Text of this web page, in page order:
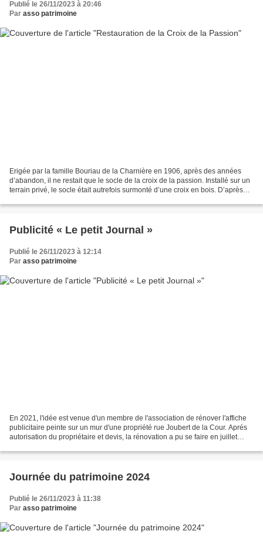
Publié le 26/11/2023 à 20:46
Par asso patrimoine
Erigée par la famille Bouriau de la Charnière en 1906, après des années
d’abandon, il ne restait que le socle de la croix de la passion. Installé sur un
terrain privé, le socle était autrefois surmonté d’une croix en bois. D’après
Publicité « Le petit Journal »
Publié le 26/11/2023 à 12:14
Par asso patrimoine
En 2021, l'idée est venue d'un membre de l'association de rénover l'affiche
publicitaire peinte sur un mur d'une propriété rue Joubert de la Cour. Aprés
autorisation du propriétaire et devis, la rénovation a pu se faire en juillet
Journée du patrimoine 2024
Publié le 26/11/2023 à 11:38
Par asso patrimoine